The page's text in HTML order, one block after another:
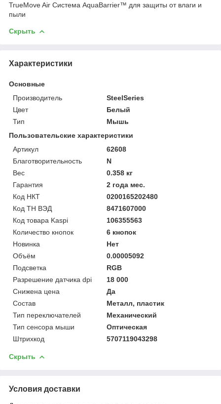
TrueMove Air Система AquaBarrier™ для защиты от влаги и
пыли
Скрыть
Характеристики
Основные
Производитель
SteelSeries
Цвет
Белый
Тип
Мышь
Пользовательские характеристики
Артикул
62608
Благотворительность
N
Вес
0.358 кг
Гарантия
2 года мес.
Код НКТ
0200165202480
Код ТН ВЭД
8471607000
Код товара Kaspi
106355563
Количество кнопок
6 кнопок
Новинка
Нет
Объём
0.00005092
Подсветка
RGB
Разрешение датчика dpi
18 000
Снижена цена
Да
Состав
Металл, пластик
Тип переключателей
Механический
Тип сенсора мыши
Оптическая
Штрихкод
5707119043298
Скрыть
Условия доставки